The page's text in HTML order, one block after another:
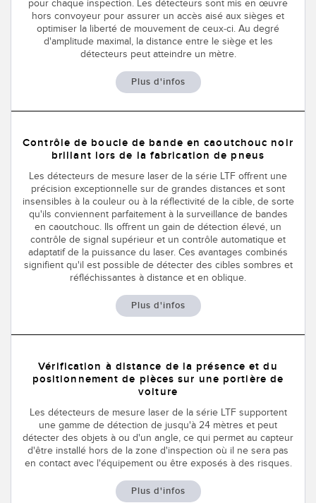
pour chaque inspection. Les détecteurs sont mis en œuvre
hors convoyeur pour assurer un accès aisé aux sièges et
optimiser la liberté de mouvement de ceux-ci. Au degré
d'amplitude maximal, la distance entre le siège et les
détecteurs peut atteindre un mètre.
Plus d'infos
Contrôle de boucle de bande en caoutchouc noir
brillant lors de la fabrication de pneus
Les détecteurs de mesure laser de la série LTF offrent une
précision exceptionnelle sur de grandes distances et sont
insensibles à la couleur ou à la réflectivité de la cible, de sorte
qu'ils conviennent parfaitement à la surveillance de bandes
en caoutchouc. Ils offrent un gain de détection élevé, un
contrôle de signal supérieur et un contrôle automatique et
adaptatif de la puissance du laser. Ces avantages combinés
signifient qu'il est possible de détecter des cibles sombres et
réfléchissantes à distance et en oblique.
Plus d'infos
Vérification à distance de la présence et du
positionnement de pièces sur une portière de
voiture
Les détecteurs de mesure laser de la série LTF supportent
une gamme de détection de jusqu'à 24 mètres et peut
détecter des objets à ou d'un angle, ce qui permet au capteur
d'être installé hors de la zone d'inspection où il ne sera pas
en contact avec l'équipement ou être exposés à des risques.
Plus d'infos